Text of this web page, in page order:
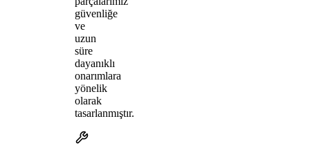
güvenliğe
ve
uzun
süre
dayanıklı
onarımlara
yönelik
olarak
tasarlanmıştır.